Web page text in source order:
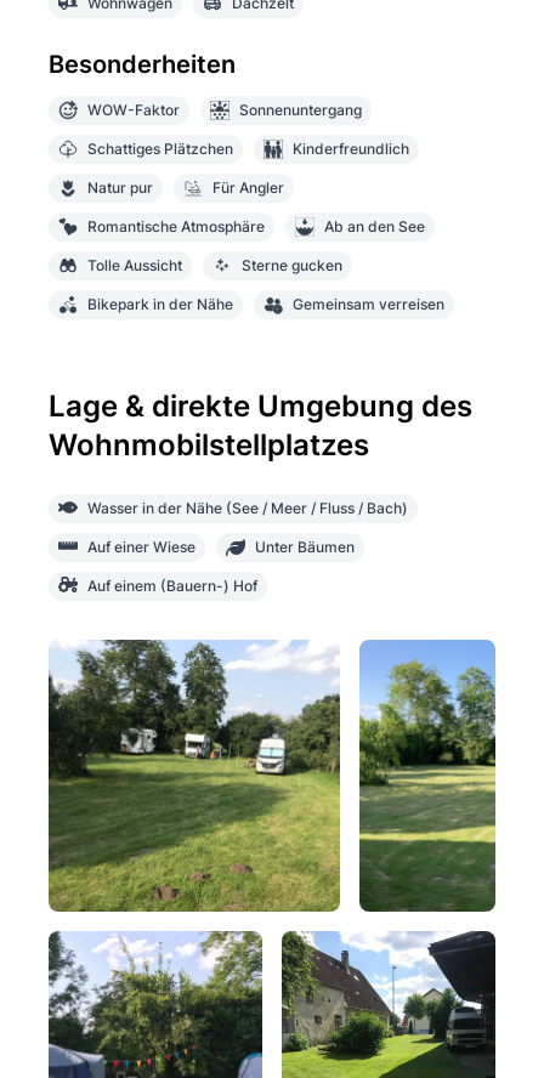
Besonderheiten
WOW-Faktor Sonnenuntergang
Schattiges Plätzchen Kinderfreundlich
Natur pur Für Angler
Romantische Atmosphäre Ab an den See
Tolle Aussicht Sterne gucken
Bikepark in der Nähe Gemeinsam verreisen
Lage & direkte Umgebung des
Wohnmobilstellplatzes
Wasser in der Nähe (See / Meer / Fluss / Bach)
Auf einer Wiese Unter Bäumen
Auf einem (Bauern-) Hof